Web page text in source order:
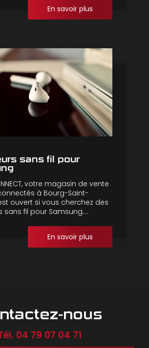
En savoir plus
sans fil pour
votre magasin de vente
à Bourg-Saint-
ouvert si vous cherchez des
sans fil pour Samsung....
En savoir plus
nous
04 79 07 04 71